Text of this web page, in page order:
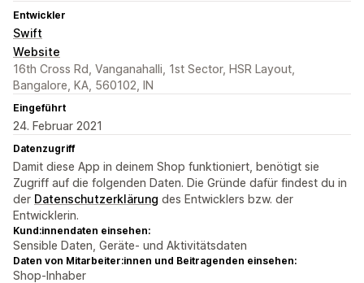
Entwickler
Swift
Website
16th Cross Rd, Vanganahalli, 1st Sector, HSR Layout,
Bangalore, KA, 560102, IN
Eingeführt
24. Februar 2021
Datenzugriff
Damit diese App in deinem Shop funktioniert, benötigt sie
Zugriff auf die folgenden Daten. Die Gründe dafür findest du in
der Datenschutzerklärung des Entwicklers bzw. der
Entwicklerin.
Kund:innendaten einsehen:
Sensible Daten, Geräte- und Aktivitätsdaten
Daten von Mitarbeiter:innen und Beitragenden einsehen:
Shop-Inhaber